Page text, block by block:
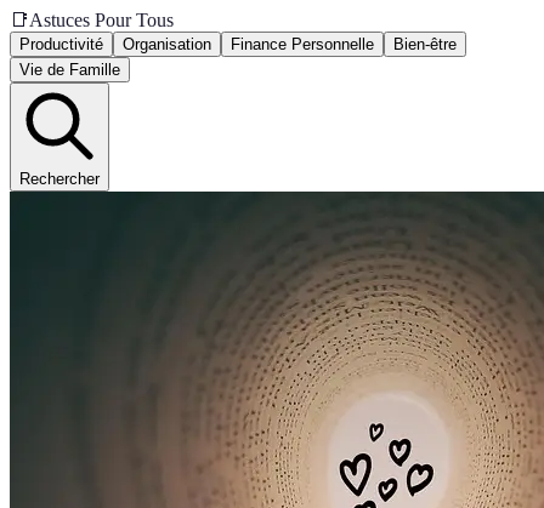
📑Astuces Pour Tous
Productivité Organisation Finance Personnelle
Bien-être
Vie de Famille
Rechercher